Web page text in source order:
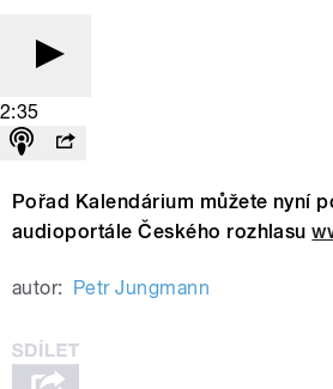
2:35
Pořad Kalendárium můžete nyní
audioportále Českého rozhlasu
autor: Petr Jungmann